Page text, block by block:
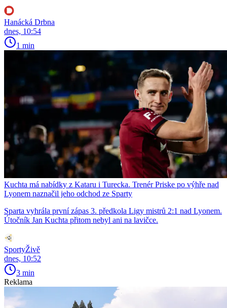
Hanácká Drbna
dnes, 10:54
1 min
Kuchta má nabídky z Kataru i Turecka. Trenér Priske po výhře nad
Lyonem naznačil jeho odchod ze Sparty
Sparta vyhrála první zápas 3. předkola Ligy mistrů 2:1 nad Lyonem.
Útočník Jan Kuchta přitom nebyl ani na lavičce.
SportyŽivě
dnes, 10:52
3 min
Reklama